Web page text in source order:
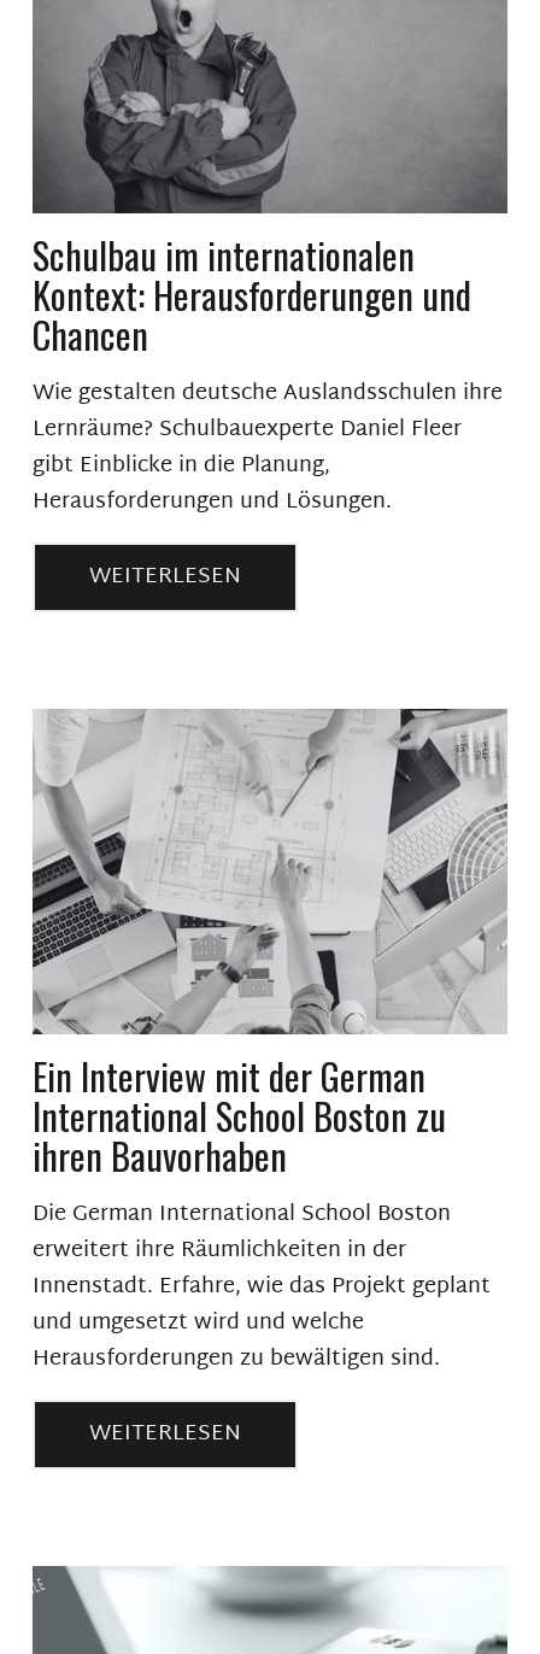
Schulbau im internationalen
Kontext: Herausforderungen und
Chancen
Wie gestalten deutsche Auslandsschulen ihre
Lernräume? Schulbauexperte Daniel Fleer
gibt Einblicke in die Planung,
Herausforderungen und Lösungen.
WEITERLESEN
Ein Interview mit der German
International School Boston zu
ihren Bauvorhaben
Die German International School Boston
erweitert ihre Räumlichkeiten in der
Innenstadt. Erfahre, wie das Projekt geplant
und umgesetzt wird und welche
Herausforderungen zu bewältigen sind.
WEITERLESEN